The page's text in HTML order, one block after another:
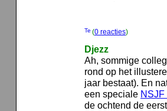
(0 reacties)
Djezz
Ah, sommige
rond op het
jaar bestaat). En
een speciale NSJF
de ochtend de